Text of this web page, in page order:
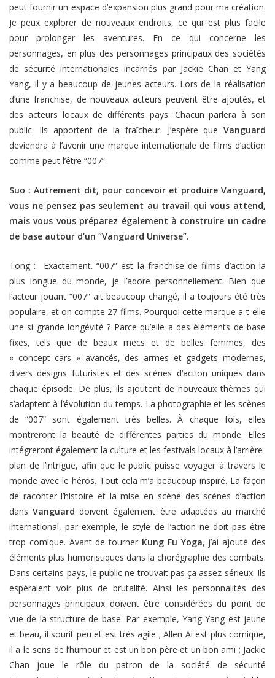
peut fournir un espace d’expansion plus grand pour ma création.
Je peux explorer de nouveaux endroits, ce qui est plus facile
pour prolonger les aventures. En ce qui concerne les
personnages, en plus des personnages principaux des sociétés
de sécurité internationales incarnés par Jackie Chan et Yang
Yang, il y a beaucoup de jeunes acteurs. Lors de la réalisation
d’une franchise, de nouveaux acteurs peuvent être ajoutés, et
des acteurs locaux de différents pays. Chacun parlera à son
public. Ils apportent de la fraîcheur. J’espère que Vanguard
deviendra à l’avenir une marque internationale de films d’action
comme peut l’être “007”.
Suo : Autrement dit, pour concevoir et produire Vanguard,
vous ne pensez pas seulement au travail qui vous attend,
mais vous vous préparez également à construire un cadre
de base autour d’un “Vanguard Universe”.
Tong : Exactement. “007” est la franchise de films d’action la
plus longue du monde, je l’adore personnellement. Bien que
l’acteur jouant “007” ait beaucoup changé, il a toujours été très
populaire, et on compte 27 films. Pourquoi cette marque a-t-elle
une si grande longévité ? Parce qu’elle a des éléments de base
fixes, tels que de beaux mecs et de belles femmes, des
« concept cars » avancés, des armes et gadgets modernes,
divers designs futuristes et des scènes d’action uniques dans
chaque épisode. De plus, ils ajoutent de nouveaux thèmes qui
s’adaptent à l’évolution du temps. La photographie et les scènes
de “007” sont également très belles. À chaque fois, elles
montreront la beauté de différentes parties du monde. Elles
intégreront également la culture et les festivals locaux à l’arrière-
plan de l’intrigue, afin que le public puisse voyager à travers le
monde avec le héros. Tout cela m’a beaucoup inspiré. La façon
de raconter l’histoire et la mise en scène des scènes d’action
dansVanguard doivent également être adaptées au marché
international, par exemple, le style de l’action ne doit pas être
trop comique. Avant de tourner Kung Fu Yoga, j’ai ajouté des
éléments plus humoristiques dans la chorégraphie des combats.
Dans certains pays, le public ne trouvait pas ça assez sérieux. Ils
espéraient voir plus de brutalité. Ainsi les personnalités des
personnages principaux doivent être considérées du point de
vue de la structure de base. Par exemple, Yang Yang est jeune
et beau, il sourit peu et est très agile ; Allen Ai est plus comique,
il a le sens de l’humour et est un bon père et un bon ami ; Jackie
Chan joue le rôle du patron de la société de sécurité